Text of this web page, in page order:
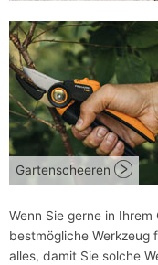
Gartenscheeren
Wenn Sie gerne in
bestmögliche Werkzeug
alles, damit Sie solche